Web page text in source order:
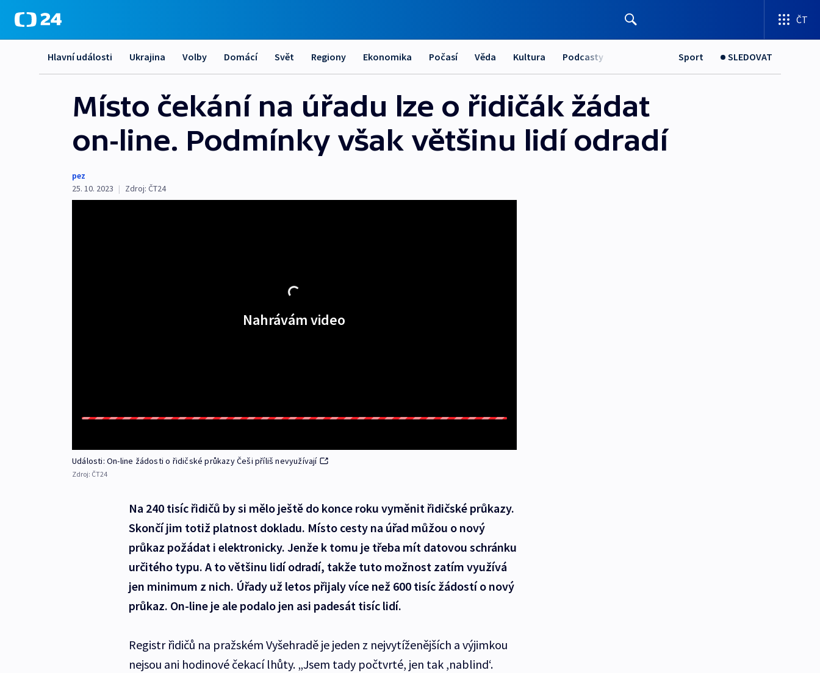
ČT
Hlavní události Ukrajina Volby Domácí Svět Regiony Ekonomika Počasí Věda Kultura Podcasty Sport SLEDOVAT
Místo čekání na úřadu lze o řidičák žádat
on-line. Podmínky však většinu lidí odradí
pez
25. 10. 2023 | Zdroj: ČT24
Nahrávám video
Události: On-line žádosti o řidičské průkazy Češi příliš nevyužívají
Zdroj: ČT24
Na 240 tisíc řidičů by si mělo ještě do konce roku vyměnit řidičské průkazy.
Skončí jim totiž platnost dokladu. Místo cesty na úřad můžou o nový
průkaz požádat i elektronicky. Jenže k tomu je třeba mít datovou schránku
určitého typu. A to většinu lidí odradí, takže tuto možnost zatím využívá
jen minimum z nich. Úřady už letos přijaly více než 600 tisíc žádostí o nový
průkaz. On-line je ale podalo jen asi padesát tisíc lidí.
Registr řidičů na pražském Vyšehradě je jeden z nejvytíženějších a výjimkou
nejsou ani hodinové čekací lhůty. „Jsem tady počtvrté, jen tak ,nablind‘.